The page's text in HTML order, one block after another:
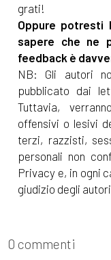
grati!
Oppure potresti
sapere che ne
feedback è
NB: Gli autori
pubblicato dai
Tuttavia,
offensivi o lesivi
terzi, razzisti,
personali non
Privacy e, in ogni
giudizio degli
0 commenti